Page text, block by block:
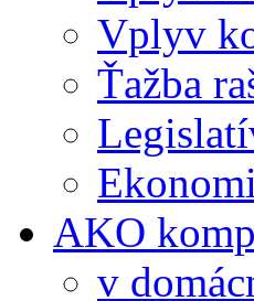
Vplyv
Ťažba
AKO
v